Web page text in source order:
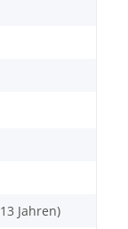
Jahren)